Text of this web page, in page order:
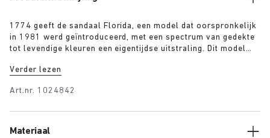
1774 geeft de sandaal Florida, een model dat oorspronkelijk
in 1981 werd geïntroduceerd, met een spectrum van gedekte
tot levendige kleuren een eigentijdse uitstraling. Dit model
grondstoffen en gekenmerkt door drie smalle riemen met
Verder lezen
Art.nr. 1024842
Materiaal